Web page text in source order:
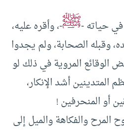
حياته -ﷺ-، وأقره عليه،
وقبله الصحابة، ولم يجدوا
الوقائع المروية في ذلك لو
المتدينين أشد الإنكار،
أو المنحرفين !
المرح والفكاهة والميل إلى